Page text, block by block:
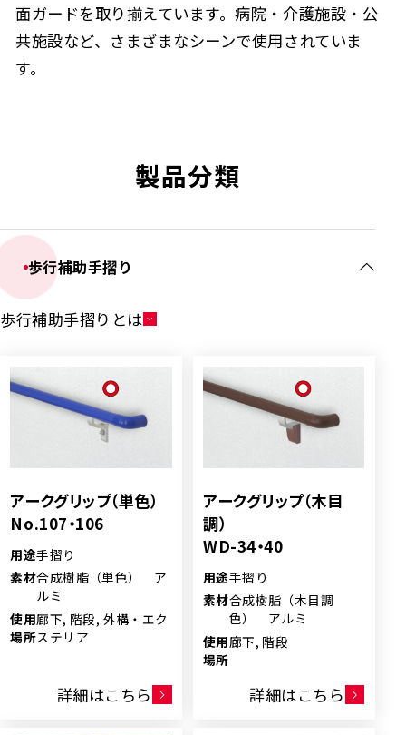
面ガードを取り揃えています。病院・介護施設・公
共施設など、さまざまなシーンで使用されていま
す。
製品分類
歩行補助手摺り
歩行補助手摺りとは
アークグリップ（単色）
No.107・106
用途手摺り
素材合成樹脂（単色） ア
ルミ
使用
場所
廊下, 階段, 外構・エク
ステリア
詳細はこちら
アークグリップ（木目
調）
WD-34・40
用途手摺り
素材合成樹脂（木目調
色） アルミ
使用
場所
廊下, 階段
詳細はこちら